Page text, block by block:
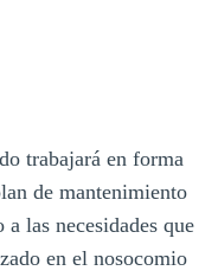
trabajará en forma
de mantenimiento
las necesidades que
en el nosocomio